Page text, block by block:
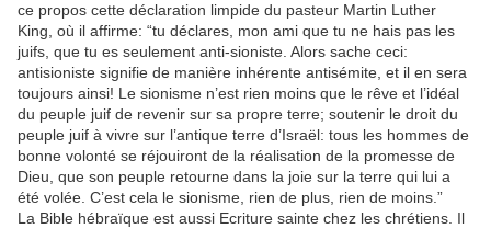
ce propos cette déclaration limpide du pasteur Martin Luther
King, où il affirme: “tu déclares, mon ami que tu ne hais pas les
juifs, que tu es seulement anti-sioniste. Alors sache ceci:
antisioniste signifie de manière inhérente antisémite, et il en sera
toujours ainsi! Le sionisme n’est rien moins que le rêve et l’idéal
du peuple juif de revenir sur sa propre terre; soutenir le droit du
peuple juif à vivre sur l’antique terre d’Israël: tous les hommes de
bonne volonté se réjouiront de la réalisation de la promesse de
Dieu, que son peuple retourne dans la joie sur la terre qui lui a
été volée. C’est cela le sionisme, rien de plus, rien de moins.”
La Bible hébraïque est aussi Ecriture sainte chez les chrétiens. Il